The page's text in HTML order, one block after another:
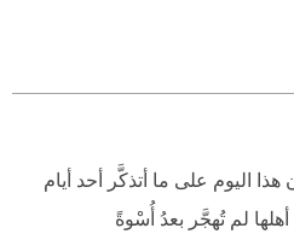
هذا اليوم على ما أتذكَّر أحد أيام
أهلها لم تُهجَّر بعدُ أُسْوةً